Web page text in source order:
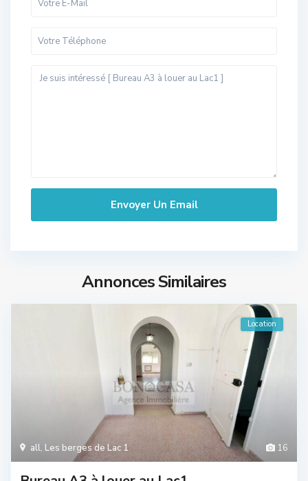
Annonces Similaires
16
all, Les berges de Lac 1
Location